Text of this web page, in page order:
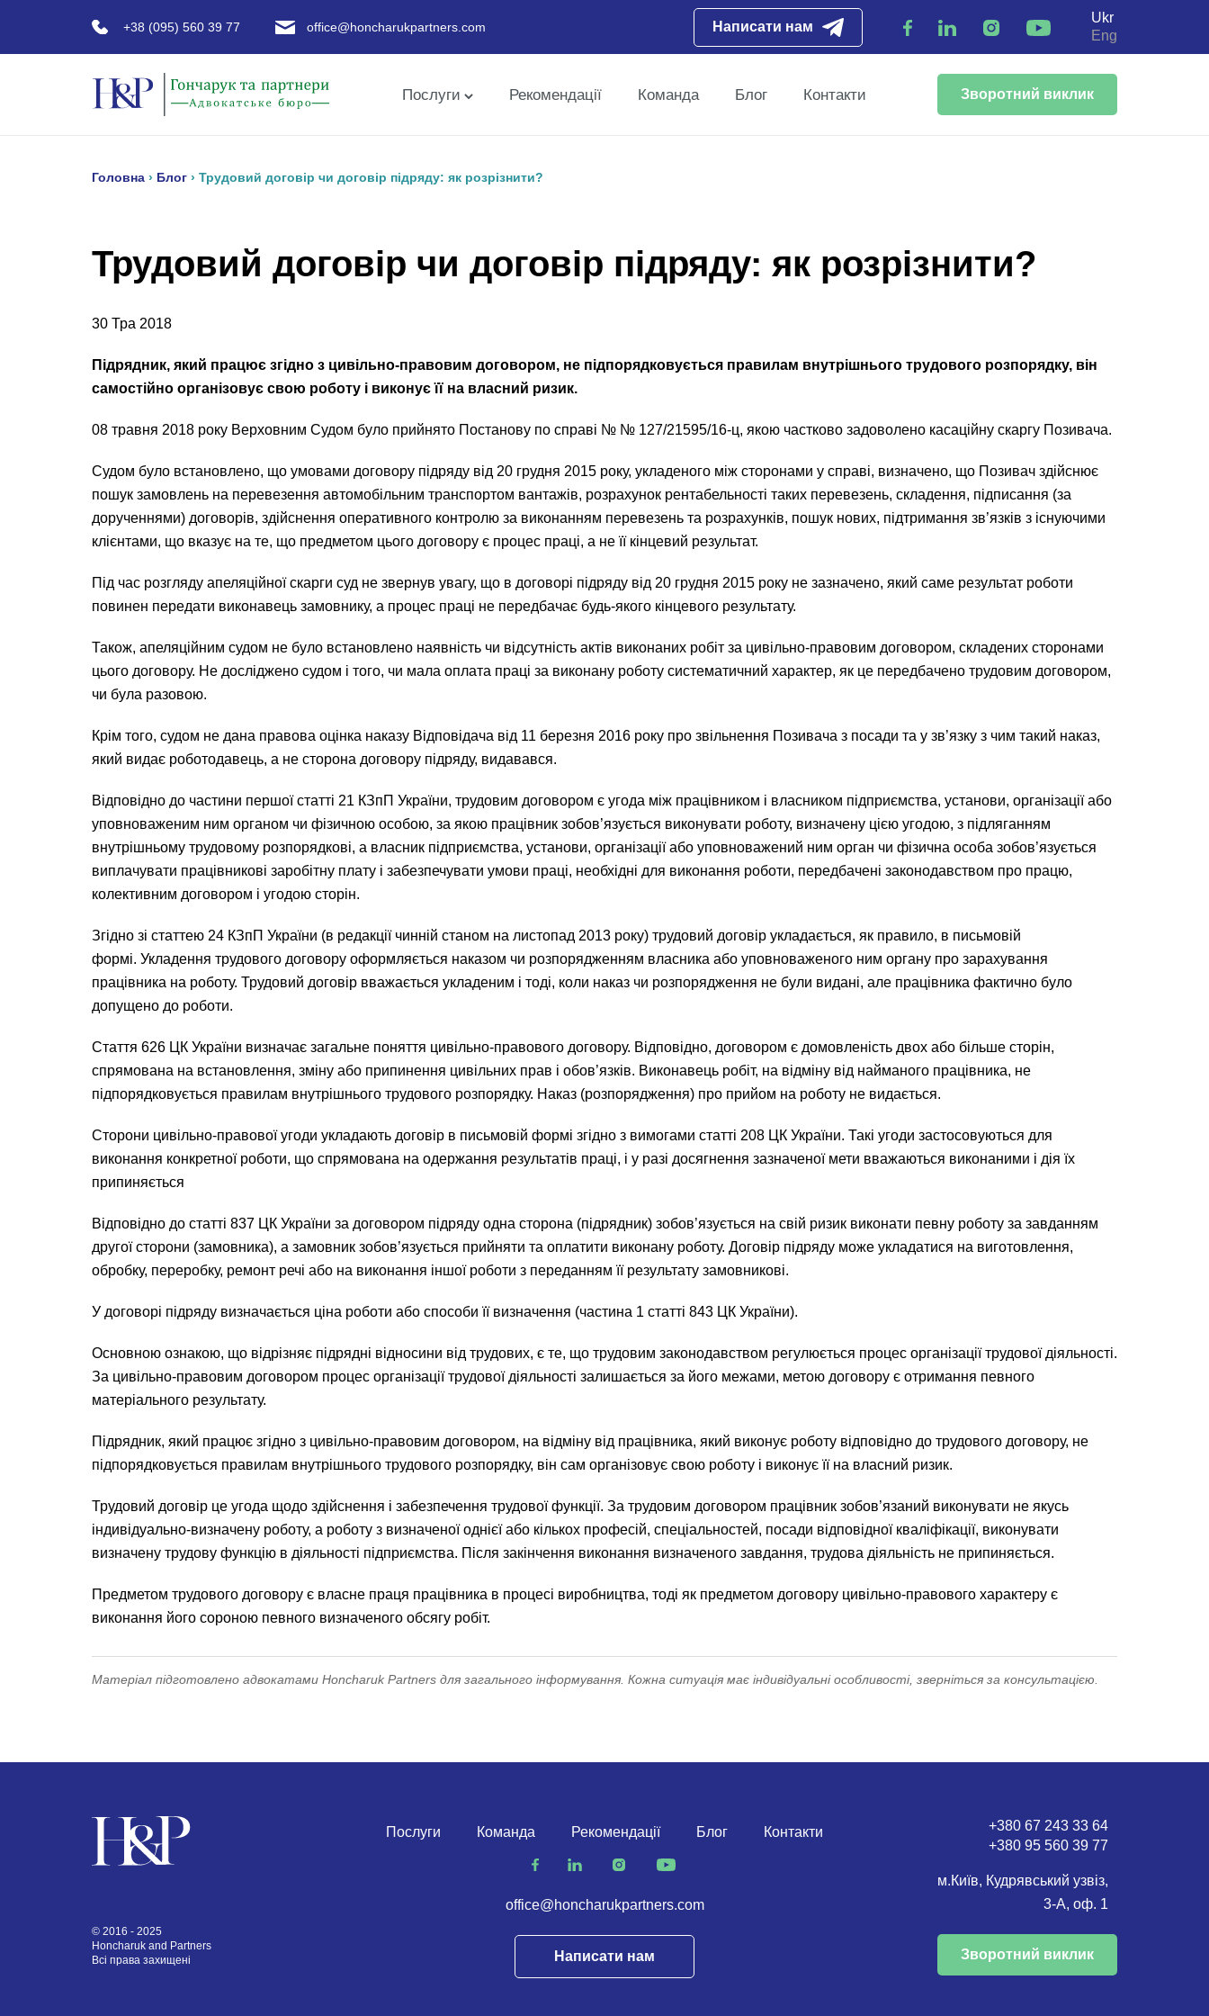
+38 (095) 560 39 77 office@honcharukpartners.com Написати нам
Ukr
Eng
Послуги Рекомендації Команда Блог Контакти Зворотний виклик
Головна › Блог › Трудовий договір чи договір підряду: як розрізнити?
Трудовий договір чи договір підряду: як розрізнити?
30 Тра 2018
Підрядник, який працює згідно з цивільно-правовим договором, не підпорядковується правилам внутрішнього трудового розпорядку, він
самостійно організовує свою роботу і виконує її на власний ризик.
08 травня 2018 року Верховним Судом було прийнято Постанову по справі № № 127/21595/16-ц, якою частково задоволено касаційну скаргу Позивача.
Судом було встановлено, що умовами договору підряду від 20 грудня 2015 року, укладеного між сторонами у справі, визначено, що Позивач здійснює
пошук замовлень на перевезення автомобільним транспортом вантажів, розрахунок рентабельності таких перевезень, складення, підписання (за
дорученнями) договорів, здійснення оперативного контролю за виконанням перевезень та розрахунків, пошук нових, підтримання зв’язків з існуючими
клієнтами, що вказує на те, що предметом цього договору є процес праці, а не її кінцевий результат.
Під час розгляду апеляційної скарги суд не звернув увагу, що в договорі підряду від 20 грудня 2015 року не зазначено, який саме результат роботи
повинен передати виконавець замовнику, а процес праці не передбачає будь-якого кінцевого результату.
Також, апеляційним судом не було встановлено наявність чи відсутність актів виконаних робіт за цивільно-правовим договором, складених сторонами
цього договору. Не досліджено судом і того, чи мала оплата праці за виконану роботу систематичний характер, як це передбачено трудовим договором,
чи була разовою.
Крім того, судом не дана правова оцінка наказу Відповідача від 11 березня 2016 року про звільнення Позивача з посади та у зв’язку з чим такий наказ,
який видає роботодавець, а не сторона договору підряду, видавався.
Відповідно до частини першої статті 21 КЗпП України, трудовим договором є угода між працівником і власником підприємства, установи, організації або
уповноваженим ним органом чи фізичною особою, за якою працівник зобов’язується виконувати роботу, визначену цією угодою, з підляганням
внутрішньому трудовому розпорядкові, а власник підприємства, установи, організації або уповноважений ним орган чи фізична особа зобов’язується
виплачувати працівникові заробітну плату і забезпечувати умови праці, необхідні для виконання роботи, передбачені законодавством про працю,
колективним договором і угодою сторін.
Згідно зі статтею 24 КЗпП України (в редакції чинній станом на листопад 2013 року) трудовий договір укладається, як правило, в письмовій
формі. Укладення трудового договору оформляється наказом чи розпорядженням власника або уповноваженого ним органу про зарахування
працівника на роботу. Трудовий договір вважається укладеним і тоді, коли наказ чи розпорядження не були видані, але працівника фактично було
допущено до роботи.
Стаття 626 ЦК України визначає загальне поняття цивільно-правового договору. Відповідно, договором є домовленість двох або більше сторін,
спрямована на встановлення, зміну або припинення цивільних прав і обов’язків. Виконавець робіт, на відміну від найманого працівника, не
підпорядковується правилам внутрішнього трудового розпорядку. Наказ (розпорядження) про прийом на роботу не видається.
Сторони цивільно-правової угоди укладають договір в письмовій формі згідно з вимогами статті 208 ЦК України. Такі угоди застосовуються для
виконання конкретної роботи, що спрямована на одержання результатів праці, і у разі досягнення зазначеної мети вважаються виконаними і дія їх
припиняється
Відповідно до статті 837 ЦК України за договором підряду одна сторона (підрядник) зобов’язується на свій ризик виконати певну роботу за завданням
другої сторони (замовника), а замовник зобов’язується прийняти та оплатити виконану роботу. Договір підряду може укладатися на виготовлення,
обробку, переробку, ремонт речі або на виконання іншої роботи з переданням її результату замовникові.
У договорі підряду визначається ціна роботи або способи її визначення (частина 1 статті 843 ЦК України).
Основною ознакою, що відрізняє підрядні відносини від трудових, є те, що трудовим законодавством регулюється процес організації трудової діяльності.
За цивільно-правовим договором процес організації трудової діяльності залишається за його межами, метою договору є отримання певного
матеріального результату.
Підрядник, який працює згідно з цивільно-правовим договором, на відміну від працівника, який виконує роботу відповідно до трудового договору, не
підпорядковується правилам внутрішнього трудового розпорядку, він сам організовує свою роботу і виконує її на власний ризик.
Трудовий договір це угода щодо здійснення і забезпечення трудової функції. За трудовим договором працівник зобов’язаний виконувати не якусь
індивідуально-визначену роботу, а роботу з визначеної однієї або кількох професій, спеціальностей, посади відповідної кваліфікації, виконувати
визначену трудову функцію в діяльності підприємства. Після закінчення виконання визначеного завдання, трудова діяльність не припиняється.
Предметом трудового договору є власне праця працівника в процесі виробництва, тоді як предметом договору цивільно-правового характеру є
виконання його сороною певного визначеного обсягу робіт.
Матеріал підготовлено адвокатами Honcharuk Partners для загального інформування. Кожна ситуація має індивідуальні особливості, зверніться за консультацією.
© 2016 - 2025
Honcharuk and Partners
Всі права захищені
Послуги Команда Рекомендації Блог Контакти
office@honcharukpartners.com
Написати нам
+380 67 243 33 64
+380 95 560 39 77
м.Київ, Кудрявський узвіз,
3-А, оф. 1
Зворотний виклик